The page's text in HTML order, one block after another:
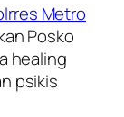
Metro
Posko
healing
psikis